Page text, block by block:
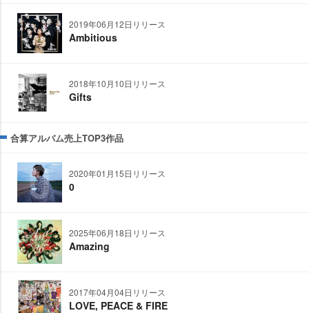
2019年06月12日リリース
Ambitious
2018年10月10日リリース
Gifts
合算アルバム売上TOP3作品
2020年01月15日リリース
0
2025年06月18日リリース
Amazing
2017年04月04日リリース
LOVE, PEACE & FIRE